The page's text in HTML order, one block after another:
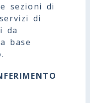
sezioni di
di
da
base